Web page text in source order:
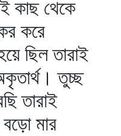
কাছ থেকে
করে
ছিল তারাই
তুচ্ছ
তারাই
মার